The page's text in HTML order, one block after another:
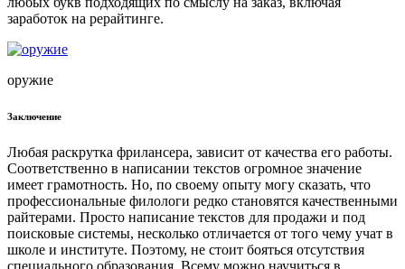
заработок на рерайтинге.
оружие
Заключение
Любая раскрутка фрилансера, зависит от качества его работы.
Соответственно в написании текстов огромное значение
имеет грамотность. Но, по своему опыту могу сказать, что
профессиональные филологи редко становятся качественными
райтерами. Просто написание текстов для продажи и под
поисковые системы, несколько отличается от того чему учат в
школе и институте. Поэтому, не стоит бояться отсутствия